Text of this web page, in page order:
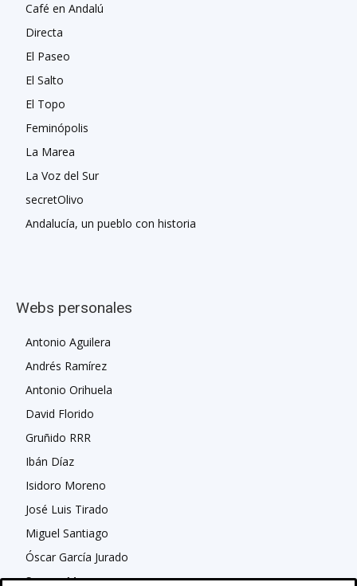
Café en Andalú
Directa
El Paseo
El Salto
El Topo
Feminópolis
La Marea
La Voz del Sur
secretOlivo
Andalucía, un pueblo con historia
Webs personales
Antonio Aguilera
Andrés Ramírez
Antonio Orihuela
David Florido
Gruñido RRR
Ibán Díaz
Isidoro Moreno
José Luis Tirado
Miguel Santiago
Óscar García Jurado
Susana Moreno